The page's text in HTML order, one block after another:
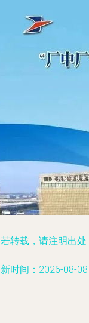
转载，请注明出
时间：2026-08-08